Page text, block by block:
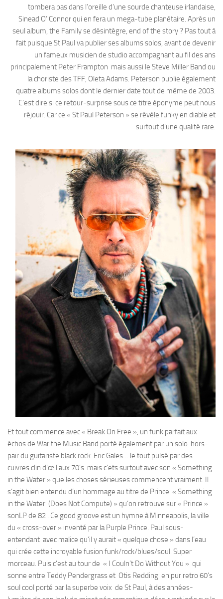
tombera pas dans l’oreille d’une sourde chanteuse irlandaise,
Sinead O’ Connor qui en fera un mega-tube planétaire. Après un
seul album, the Family se désintègre, end of the story ? Pas tout à
fait puisque St Paul va publier ses albums solos, avant de devenir
un fameux musicien de studio accompagnant au fil des ans
principalement Peter Frampton mais aussi le Steve Miller Band ou
la choriste des TFF, Oleta Adams. Peterson publie également
quatre albums solos dont le dernier date tout de même de 2003.
C’est dire si ce retour-surprise sous ce titre éponyme peut nous
réjouir. Car ce « St Paul Peterson » se révèle funky en diable et
surtout d’une qualité rare.
Et tout commence avec « Break On Free », un funk parfait aux
échos de War the Music Band porté également par un solo hors-
pair du guitariste black rock Eric Gales… le tout pulsé par des
cuivres clin d’œil aux 70’s. mais c’ets surtout avec son « Something
in the Water » que les choses sérieuses commencent vraiment. Il
s’agit bien entendu d’un hommage au titre de Prince « Something
in the Water (Does Not Compute) » qu’on retrouve sur « Prince »
sonLP de 82 . Ce good groove est un hymne à Minneapolis, la ville
du « cross-over » inventé par la Purple Prince. Paul sous-
entendant avec malice qu’il y aurait « quelque chose » dans l’eau
qui crée cette incroyable fusion funk/rock/blues/soul. Super
morceau. Puis c’est au tour de « I Couln’t Do Without You » qui
sonne entre Teddy Pendergrass et Otis Redding en pur retro 60’s
soul cool porté par la superbe voix de St Paul, à des années-